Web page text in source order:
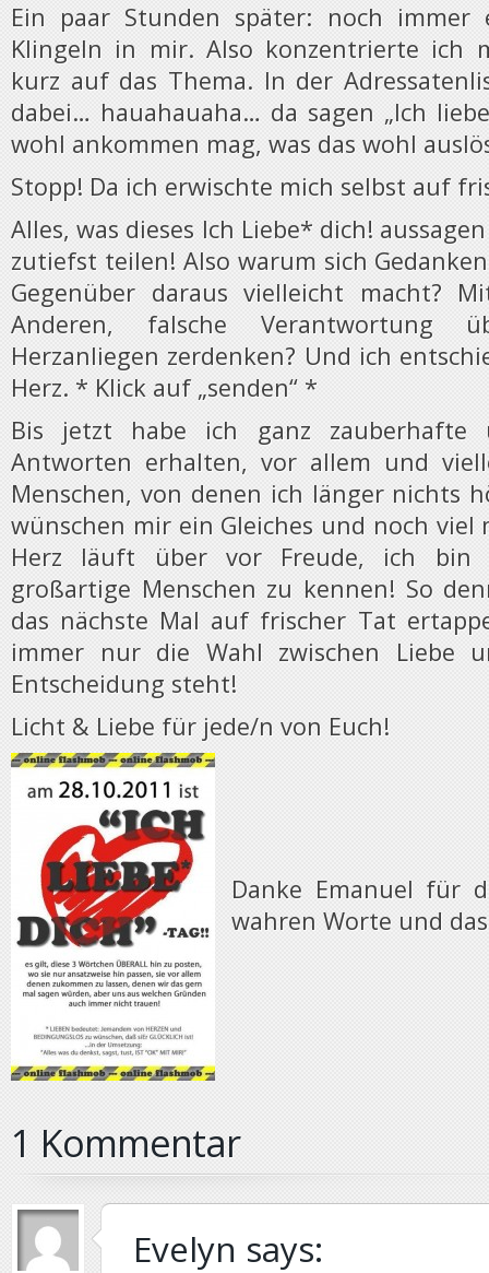
Ein paar Stunden später: noch immer
Klingeln in mir. Also konzentrierte ich
kurz auf das Thema. In der
dabei… hauahauaha… da sagen „Ich liebe
wohl ankommen mag, was das wohl
Stopp! Da ich erwischte mich selbst auf
Alles, was dieses Ich Liebe* dich!
zutiefst teilen! Also warum sich
Gegenüber daraus vielleicht macht?
Anderen, falsche Verantwortung
Herzanliegen zerdenken? Und ich
Herz. * Klick auf „senden“ *
Bis jetzt habe ich ganz zauberhafte
Antworten erhalten, vor allem und
Menschen, von denen ich länger nichts
wünschen mir ein Gleiches und noch viel
Herz läuft über vor Freude, ich bin
großartige Menschen zu kennen! So
das nächste Mal auf frischer Tat
immer nur die Wahl zwischen Liebe
Entscheidung steht!
Licht & Liebe für jede/n von Euch!
Danke Emanuel für
wahren Worte und
1 Kommentar
Evelyn says: